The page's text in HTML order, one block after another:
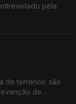
pela
de terrenos: são
de